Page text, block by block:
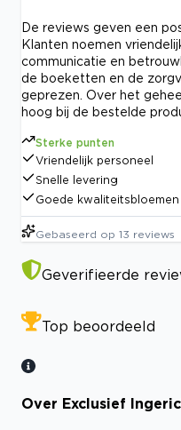
De reviews geven een
Klanten noemen
communicatie en
de boeketten en de
geprezen. Over het
hoog bij de bestelde
Sterke punten
Vriendelijk personeel
Snelle levering
Goede kwaliteitsbloemen
Gebaseerd op 13 reviews
Geverifieerde
Top beoordeeld
Over Exclusief